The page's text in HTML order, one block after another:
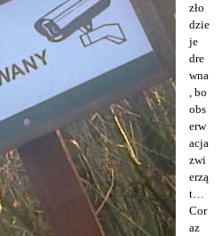
zło
dzie
je
dre
wna
, bo
obs
erw
acja
zwi
erzą
t…
Cor
az